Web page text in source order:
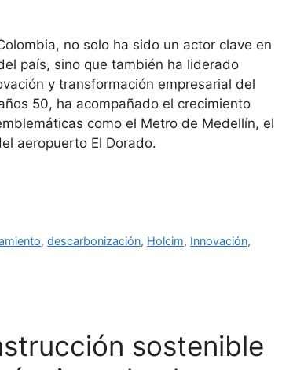
no solo ha sido un actor clave en
país, sino que también ha liderado
y transformación empresarial del
50, ha acompañado el crecimiento
como el Metro de Medellín, el
aeropuerto El Dorado.
,descarbonización, Holcim, Innovación,
sostenible